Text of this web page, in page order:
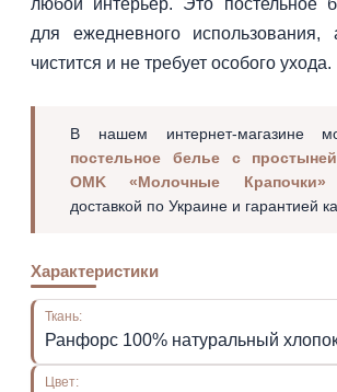
для ежедневного использования,
чистится и не требует особого ухода.
В нашем интернет-магазине
постельное белье с
OMK «Молочные Крапочки»
доставкой по Украине и гарантией
Характеристики
Ткань:
Ранфорс 100% натуральный
Цвет: